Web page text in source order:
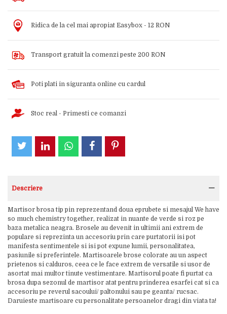
Ridica de la cel mai apropiat Easybox - 12 RON
Transport gratuit la comenzi peste 200 RON
Poti plati in siguranta online cu cardul
Stoc real - Primesti ce comanzi
Descriere
Martisor brosa tip pin reprezentand doua eprubete si mesajul We have
so much chemistry together, realizat in nuante de verde si roz pe
baza metalica neagra. Brosele au devenit in ultimii ani extrem de
populare si reprezinta un accesoriu prin care purtatorii isi pot
manifesta sentimentele si isi pot expune lumii, personalitatea,
pasiunile si preferintele. Martisoarele brose colorate au un aspect
prietenos si calduros, ceea ce le face extrem de versatile si usor de
asortat mai multor tinute vestimentare. Martisorul poate fi purtat ca
brosa dupa sezonul de martisor atat pentru prinderea esarfei cat si ca
accesoriu pe reverul sacoului/ paltonului sau pe geanta/ rucsac.
Daruieste martisoare cu personalitate persoanelor dragi din viata ta!